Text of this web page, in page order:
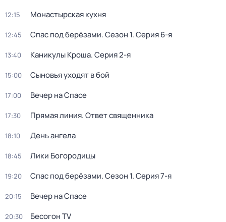
12:15 Монастырская кухня
12:45 Спас под берёзами. Сезон 1. Серия 6-я
13:40 Каникулы Кроша. Серия 2-я
15:00 Сыновья уходят в бой
17:00 Вечер на Спасе
17:30 Прямая линия. Ответ священника
18:10 День ангела
18:45 Лики Богородицы
19:20 Спас под берёзами. Сезон 1. Серия 7-я
20:15 Вечер на Спасе
20:30 Бесогон TV